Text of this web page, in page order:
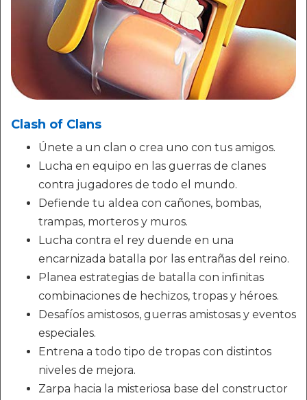
Clash of Clans
Únete a un clan o crea uno con tus amigos.
Lucha en equipo en las guerras de clanes
contra jugadores de todo el mundo.
Defiende tu aldea con cañones, bombas,
trampas, morteros y muros.
Lucha contra el rey duende en una
encarnizada batalla por las entrañas del reino.
Planea estrategias de batalla con infinitas
combinaciones de hechizos, tropas y héroes.
Desafíos amistosos, guerras amistosas y eventos
especiales.
Entrena a todo tipo de tropas con distintos
niveles de mejora.
Zarpa hacia la misteriosa base del constructor